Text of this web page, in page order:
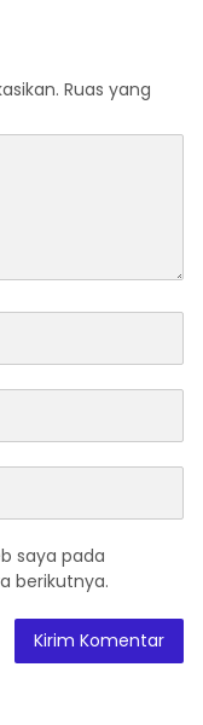
Ruas yang
saya pada
berikutnya.